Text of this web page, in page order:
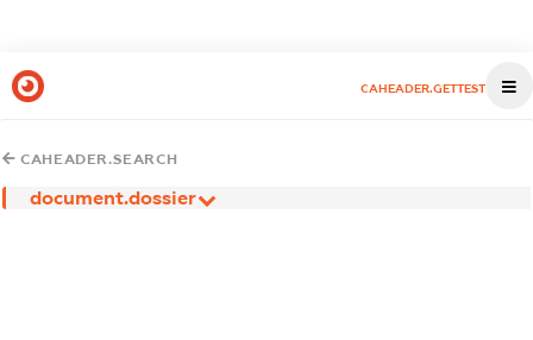
CAHEADER.GETTEST
CAHEADER.SEARCH
document.dossier